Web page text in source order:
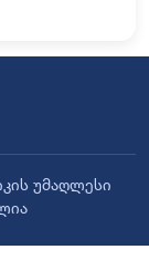
უმაღლესი